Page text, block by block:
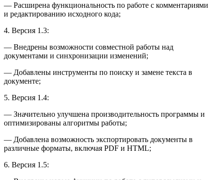
— Расширена функциональность по работе с комментариями
и редактированию исходного кода;
4. Версия 1.3:
— Внедрены возможности совместной работы над
документами и синхронизации изменений;
— Добавлены инструменты по поиску и замене текста в
документе;
5. Версия 1.4:
— Значительно улучшена производительность программы и
оптимизированы алгоритмы работы;
— Добавлена возможность экспортировать документы в
различные форматы, включая PDF и HTML;
6. Версия 1.5: